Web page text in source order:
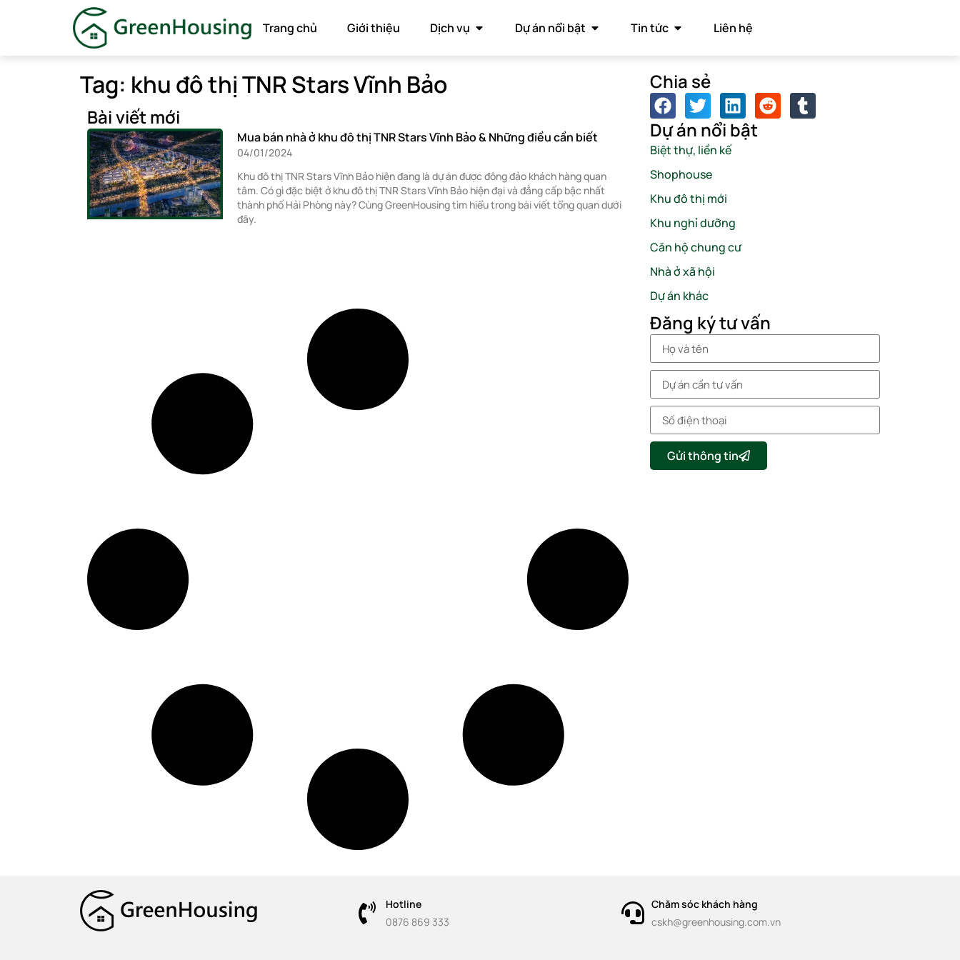
Trang chủ Giới thiệu Dịch vụ Dự án nổi bật Tin tức Liên hệ
Tag: khu đô thị TNR Stars Vĩnh Bảo
Bài viết mới
Mua bán nhà ở khu đô thị TNR Stars Vĩnh Bảo & Những điều cần biết
04/01/2024
Khu đô thị TNR Stars Vĩnh Bảo hiện đang là dự án được đông đảo khách hàng quan
tâm. Có gì đặc biệt ở khu đô thị TNR Stars Vĩnh Bảo hiện đại và đẳng cấp bậc nhất
thành phố Hải Phòng này? Cùng GreenHousing tìm hiểu trong bài viết tổng quan dưới
đây.
Chia sẻ
Dự án nổi bật
Biệt thự, liền kế
Shophouse
Khu đô thị mới
Khu nghỉ dưỡng
Căn hộ chung cư
Nhà ở xã hội
Dự án khác
Đăng ký tư vấn
Gửi thông tin
Hotline
0876 869 333
Chăm sóc khách hàng
cskh@greenhousing.com.vn